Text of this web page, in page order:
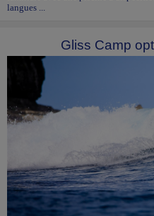
langues ...
Gliss Camp